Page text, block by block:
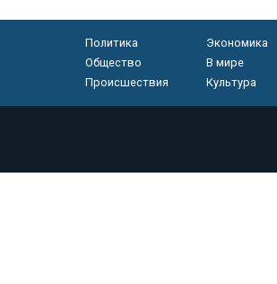
Политика
Экономика
Общество
В мире
Происшествия
Культура
Федеральной службе по надзору в